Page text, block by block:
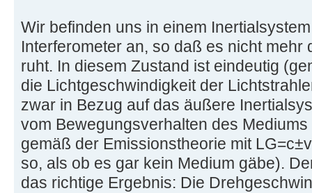
Wir befinden uns in einem
Interferometer an, so daß es nicht mehr
ruht. In diesem Zustand ist eindeutig
die Lichtgeschwindigkeit der
zwar in Bezug auf das äußere
vom Bewegungsverhalten des
gemäß der Emissionstheorie mit
so, als ob es gar kein Medium gäbe).
das richtige Ergebnis: Die